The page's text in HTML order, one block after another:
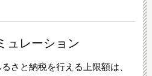
ュレーション
さと納税を行える上限額は、